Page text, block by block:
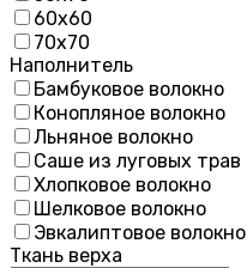
60х60
70х70
Наполнитель
Бамбуковое волокно
Конопляное волокно
Льняное волокно
Саше из луговых трав
Хлопковое волокно
Шелковое волокно
Эвкалиптовое волокно
Ткань верха